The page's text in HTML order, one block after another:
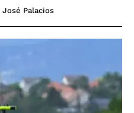
José Palacios